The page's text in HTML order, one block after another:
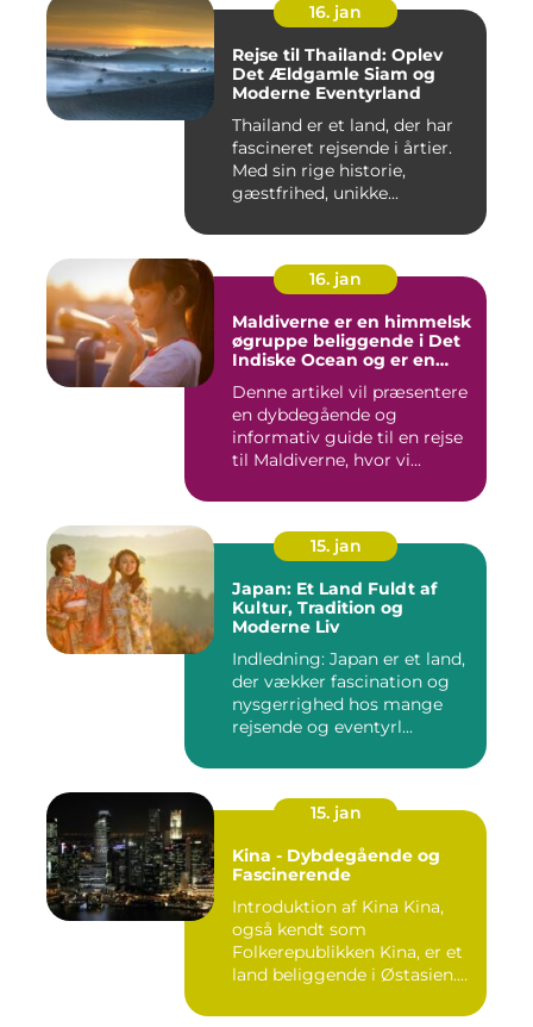
16. jan
Rejse til Thailand: Oplev
Det Ældgamle Siam og
Moderne Eventyrland
Thailand er et land, der har
fascineret rejsende i årtier.
Med sin rige historie,
gæstfrihed, unikke...
16. jan
Maldiverne er en himmelsk
øgruppe beliggende i Det
Indiske Ocean og er en
rejsende og eventyrlystne
Denne artikel vil præsentere
en dybdegående og
informativ guide til en rejse
til Maldiverne, hvor vi...
15. jan
Japan: Et Land Fuldt af
Kultur, Tradition og
Moderne Liv
Indledning: Japan er et land,
der vækker fascination og
nysgerrighed hos mange
rejsende og eventyrl...
15. jan
Kina - Dybdegående og
Fascinerende
Introduktion af Kina Kina,
også kendt som
Folkerepublikken Kina, er et
land beliggende i Østasien.